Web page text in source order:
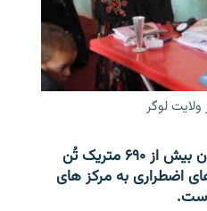
لوگر
سازمان جهانی صحت از فرستادن بیش از ۶۹۰ متریک تُن
اضطراری به مرکز های